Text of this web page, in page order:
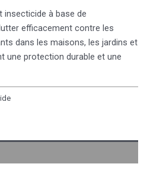
insecticide à base de
efficacement contre les
dans les maisons, les jardins et
une protection durable et une